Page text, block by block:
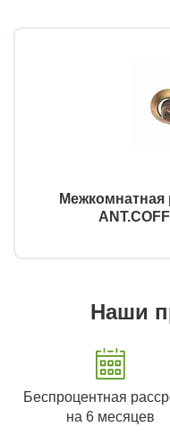
Межкомнатная
Наши
Беспроцентная
на 6 месяцев